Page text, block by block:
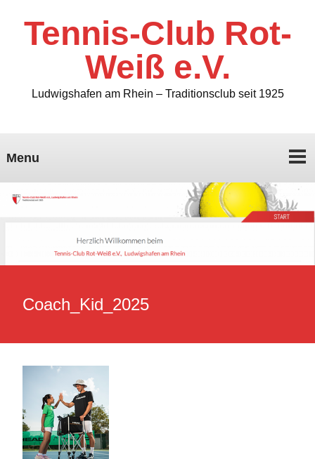
Tennis-Club Rot-
Weiß e.V.
Ludwigshafen am Rhein – Traditionsclub seit 1925
Menu
Coach_Kid_2025